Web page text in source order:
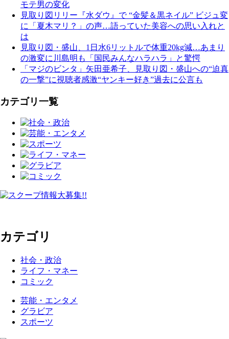
モテ男の変化
見取り図リリー『水ダウ』で “金髪＆黒ネイル” ビジュ変
に「夏木マリ？」の声…語っていた美容への思い入れと
は
見取り図・盛山、1日水6リットルで体重20kg減…あまり
の激変に川島明も「国民みんなハラハラ」と驚愕
「マジのビンタ」矢田亜希子、見取り図・盛山への“迫真
の一撃”に視聴者感激“ヤンキー好き”過去に公言も
カテゴリ一覧
カテゴリ
社会・政治
ライフ・マネー
コミック
芸能・エンタメ
グラビア
スポーツ